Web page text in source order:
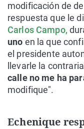
modificación de
respuesta que le
Carlos Campo,
uno en la que
el presidente
llevarle la
calle no me ha
modifique".
Echenique